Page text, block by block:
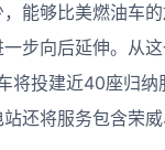
能够比美燃油车
步向后延伸。从
投建近40座归
将服务包含荣威